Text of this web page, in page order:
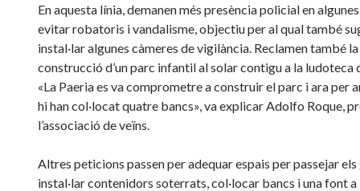
En aquesta línia, demanen més presència policial en
evitar robatoris i vandalisme, objectiu per al qual també
instal·lar algunes càmeres de vigilància. Reclamen també la
construcció d’un parc infantil al solar contigu a la ludoteca
«La Paeria es va comprometre a construir el parc i ara per
hi han col·locat quatre bancs», va explicar Adolfo Roque,
l’associació de veïns.
Altres peticions passen per adequar espais per passejar els
instal·lar contenidors soterrats, col·locar bancs i una font a